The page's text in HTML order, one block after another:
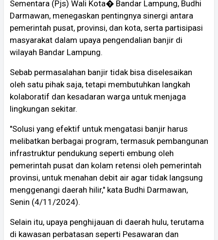
Sementara (Pjs) Wali Kota� Bandar Lampung, Budhi
Darmawan, menegaskan pentingnya sinergi antara
pemerintah pusat, provinsi, dan kota, serta partisipasi
masyarakat dalam upaya pengendalian banjir di
wilayah Bandar Lampung.
Sebab permasalahan banjir tidak bisa diselesaikan
oleh satu pihak saja, tetapi membutuhkan langkah
kolaboratif dan kesadaran warga untuk menjaga
lingkungan sekitar.
"Solusi yang efektif untuk mengatasi banjir harus
melibatkan berbagai program, termasuk pembangunan
infrastruktur pendukung seperti embung oleh
pemerintah pusat dan kolam retensi oleh pemerintah
provinsi, untuk menahan debit air agar tidak langsung
menggenangi daerah hilir," kata Budhi Darmawan,
Senin (4/11/2024).
Selain itu, upaya penghijauan di daerah hulu, terutama
di kawasan perbatasan seperti Pesawaran dan